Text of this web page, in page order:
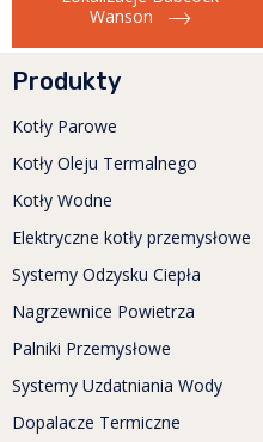
Wanson
Produkty
Kotły Parowe
Kotły Oleju Termalnego
Kotły Wodne
Elektryczne kotły przemysłowe
Systemy Odzysku Ciepła
Nagrzewnice Powietrza
Palniki Przemysłowe
Systemy Uzdatniania Wody
Dopalacze Termiczne